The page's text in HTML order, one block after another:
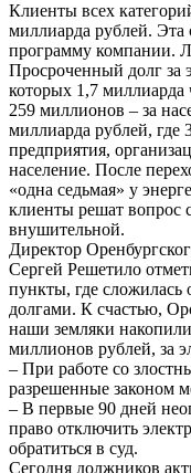
Клиенты всех
миллиарда рублей.
программу компании.
Просроченный долг за
которых 1,7
259 миллионов – за
миллиарда рублей, где
предприятия,
население. После
«одна седьмая» у
клиенты решат вопрос
внушительной.
Директор
Сергей Решетило
пункты, где сложилась
долгами. К счастью,
наши земляки
миллионов рублей, за
– При работе со
разрешенные законом
– В первые 90 дней
право отключить
обратиться в суд.
Сегодня должников